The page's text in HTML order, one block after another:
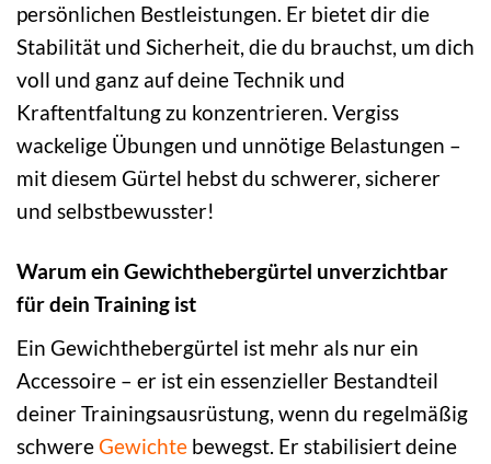
persönlichen Bestleistungen. Er bietet dir die
Stabilität und Sicherheit, die du brauchst, um dich
voll und ganz auf deine Technik und
Kraftentfaltung zu konzentrieren. Vergiss
wackelige Übungen und unnötige Belastungen –
mit diesem Gürtel hebst du schwerer, sicherer
und selbstbewusster!
Warum ein Gewichthebergürtel unverzichtbar
für dein Training ist
Ein Gewichthebergürtel ist mehr als nur ein
Accessoire – er ist ein essenzieller Bestandteil
deiner Trainingsausrüstung, wenn du regelmäßig
schwereGewichte bewegst. Er stabilisiert deine